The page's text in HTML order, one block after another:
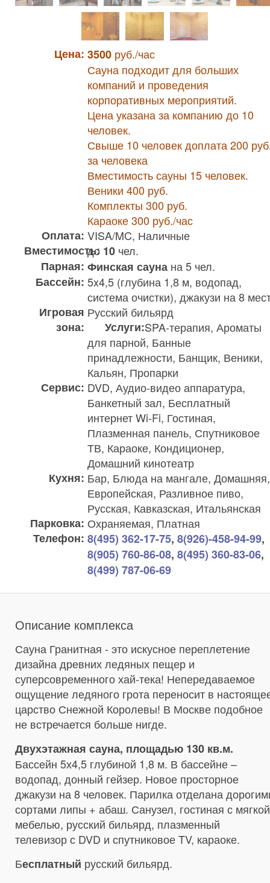
Цена: 3500 руб./час
Сауна подходит для больших
компаний и проведения
корпоративных мероприятий.
Цена указана за компанию до 10
человек.
Свыше 10 человек доплата 200
за человека
Вместимость сауны 15 человек.
Веники 400 руб.
Комплекты 300 руб.
Караоке 300 руб./час
Оплата: VISA/MC, Наличные
Вместимость:
до 10 чел.
Парная: Финская сауна на 5 чел.
Бассейн: 5x4,5 (глубина 1,8 м, водопад,
система очистки), джакузи на 8
Игровая
зона:
Русский бильярд
Услуги:SPA-терапия, Ароматы
для парной, Банные
принадлежности, Банщик, Веники,
Кальян, Пропарки
Сервис: DVD, Аудио-видео аппаратура,
Банкетный зал, Бесплатный
интернет Wi-Fi, Гостиная,
Плазменная панель, Спутниковое
ТВ, Караоке, Кондиционер,
Домашний кинотеатр
Кухня: Бар, Блюда на мангале, Домашняя,
Европейская, Разливное пиво,
Русская, Кавказская, Итальянская
Парковка: Охраняемая, Платная
Телефон: 8(495) 362-17-75, 8(926)-458-94-99,
8(905) 760-86-08, 8(495) 360-83-06,
8(499) 787-06-69
Описание комплекса
Сауна Гранитная - это искусное переплетение
дизайна древних ледяных пещер и
суперсовременного хай-тека! Непередаваемое
ощущение ледяного грота переносит в
царство Снежной Королевы! В Москве подобное
не встречается больше нигде.
Двухэтажная сауна, площадью 130 кв.м.
Бассейн 5х4,5 глубиной 1,8 м. В бассейне –
водопад, донный гейзер. Новое просторное
джакузи на 8 человек. Парилка отделана
сортами липы + абаш. Санузел, гостиная с мягкой
мебелью, русский бильярд, плазменный
телевизор с DVD и спутниковое TV, караоке.
Бесплатный русский бильярд.